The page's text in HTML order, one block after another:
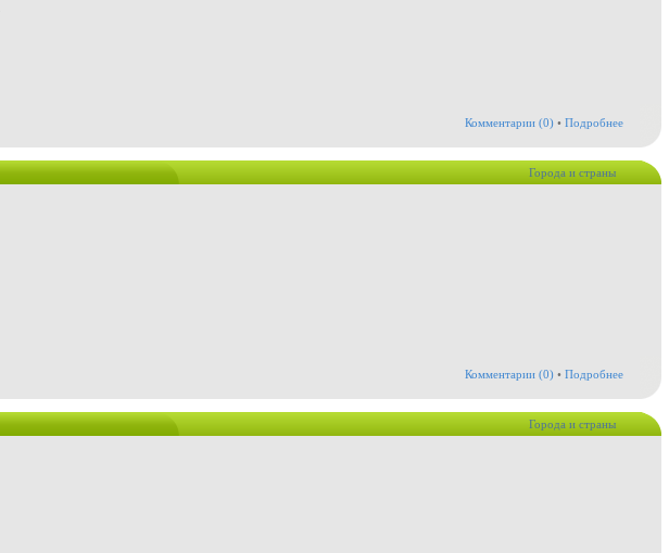
Комментарии (0) • Подробнее
Города и страны
Комментарии (0) • Подробнее
Города и страны